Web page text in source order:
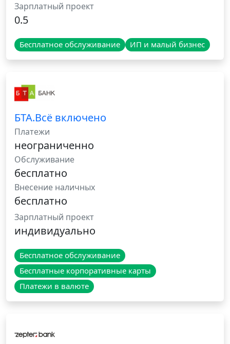
Зарплатный проект
0.5
Бесплатное обслуживание ИП и малый бизнес
БТА.Всё включено
Платежи
неограниченно
Обслуживание
бесплатно
Внесение наличных
бесплатно
Зарплатный проект
индивидуально
Бесплатное обслуживание
Бесплатные корпоративные карты
Платежи в валюте